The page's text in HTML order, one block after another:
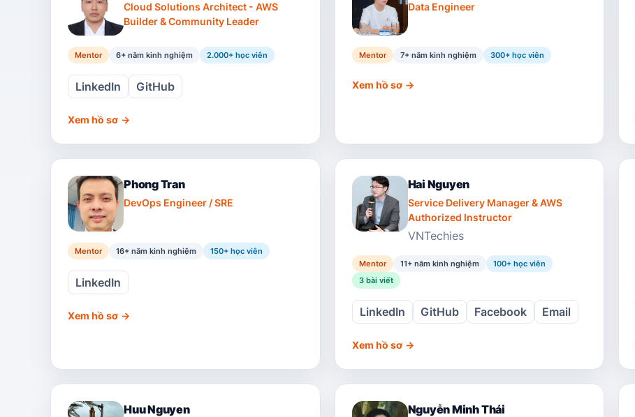
Cloud Solutions Architect - AWS
Builder & Community Leader
Mentor 6+ năm kinh nghiệm 2.000+ học viên
LinkedIn GitHub
Xem hồ sơ →
Data Engineer
Mentor 7+ năm kinh nghiệm 300+ học viên
Xem hồ sơ →
Phong Tran
DevOps Engineer / SRE
Mentor 16+ năm kinh nghiệm 150+ học viên
LinkedIn
Xem hồ sơ →
Hai Nguyen
Service Delivery Manager & AWS
Authorized Instructor
VNTechies
Mentor 11+ năm kinh nghiệm 100+ học viên
3bài viết
LinkedIn GitHub Facebook Email
Xem hồ sơ →
Huu Nguyen Nguyễn Minh Thái